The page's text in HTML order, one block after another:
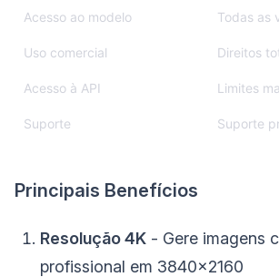
Acesso ao modelo Todas as
Uso comercial Direitos
Acesso à API Limites
Suporte Suporte
Principais Benefícios
Resolução 4K - Gere imagens
profissional em 3840x2160